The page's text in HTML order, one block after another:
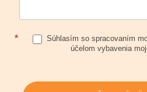
*
Súhlasím so spracovaním
účelom vybavenia